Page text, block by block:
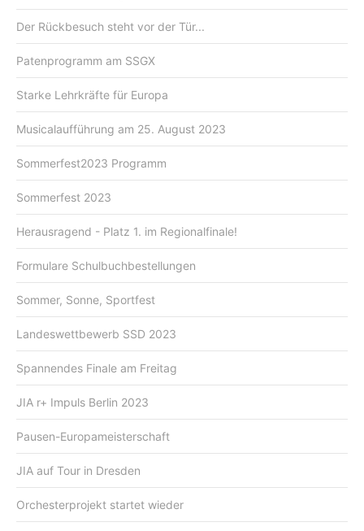
Der Rückbesuch steht vor der Tür...
Patenprogramm am SSGX
Starke Lehrkräfte für Europa
Musicalaufführung am 25. August 2023
Sommerfest2023 Programm
Sommerfest 2023
Herausragend - Platz 1. im Regionalfinale!
Formulare Schulbuchbestellungen
Sommer, Sonne, Sportfest
Landeswettbewerb SSD 2023
Spannendes Finale am Freitag
JIA r+ Impuls Berlin 2023
Pausen-Europameisterschaft
JIA auf Tour in Dresden
Orchesterprojekt startet wieder